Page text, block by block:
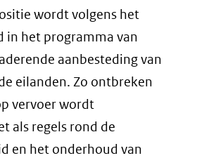
wordt volgens het
in het programma van
aanbesteding van
eilanden. Zo ontbreken
vervoer wordt
als regels rond de
en het onderhoud van